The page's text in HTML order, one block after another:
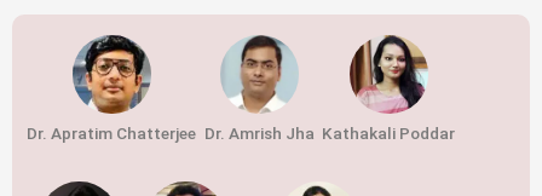
Dr. Apratim Chatterjee Dr. Amrish Jha Kathakali Poddar